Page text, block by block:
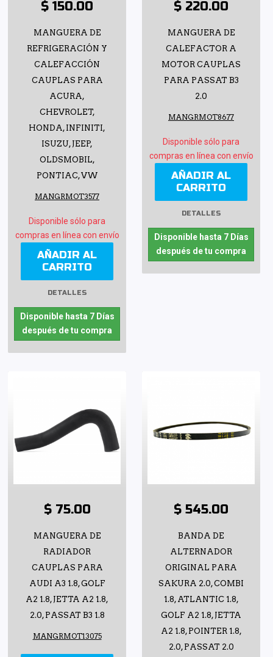
$ 150.00
MANGUERA DE
REFRIGERACIÓN Y
CALEFACCIÓN
CAUPLAS PARA
ACURA,
CHEVROLET,
HONDA, INFINITI,
ISUZU, JEEP,
OLDSMOBIL,
PONTIAC, VW
MANGRMOT3577
Disponible sólo para
compras en línea con envío
AÑADIR AL
CARRITO
DETALLES
Disponible hasta 7 Días
después de tu compra
$ 220.00
MANGUERA DE
CALEFACTOR A
MOTOR CAUPLAS
PARA PASSAT B3
2.0
MANGRMOT8677
Disponible sólo para
compras en línea con envío
AÑADIR AL
CARRITO
DETALLES
Disponible hasta 7 Días
después de tu compra
$ 75.00
MANGUERA DE
RADIADOR
CAUPLAS PARA
AUDI A3 1.8, GOLF
A2 1.8, JETTA A2 1.8,
2.0, PASSAT B3 1.8
MANGRMOT13075
$ 545.00
BANDA DE
ALTERNADOR
ORIGINAL PARA
SAKURA 2.0, COMBI
1.8, ATLANTIC 1.8,
GOLF A2 1.8, JETTA
A2 1.8, POINTER 1.8,
2.0, PASSAT 2.0